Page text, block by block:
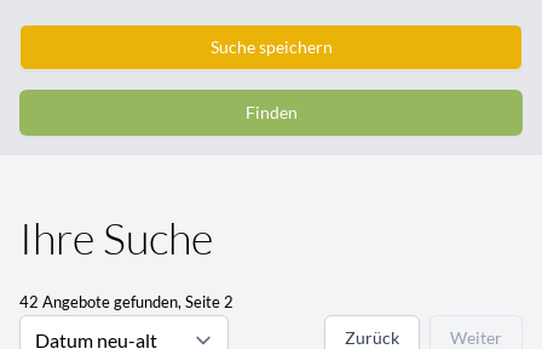
Suche speichern
Finden
Ihre Suche
42 Angebote gefunden, Seite 2
Zurück Weiter